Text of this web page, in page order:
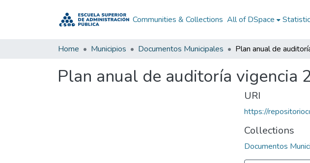
Communities & Collections All of DSpace
Home Municipios Documentos Municipales
Plan anual de auditoría vigencia
URI
https://
Collections
Documentos